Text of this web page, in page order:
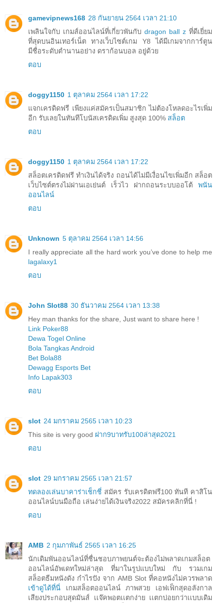
gamevipnews168 28 กันยายน 2564 เวลา 21:10
เพลินใจกับ เกมส์ออนไลน์ที่เกี่ยวพันกับ dragon ball z ที่ดีเยี่ยม
ที่สุดบนอินเทอร์เน็ต ทางเว็บไซต์เกม Y8 ได้มีเกมจากการ์ตูน
มีชื่อระดับตำนานอย่าง ดราก้อนบอล อยู่ด้วย
ตอบ
doggy1150 1 ตุลาคม 2564 เวลา 17:22
แจกเครดิดฟรี เพียงแค่สมัครเป็นสมาชิก ไม่ต้องโหลดอะไรเพิ่ม
อีก รับเลยในทันทีโบนัสเครดิดเพิ่ม สูงสุด 100% สล็อต
ตอบ
doggy1150 1 ตุลาคม 2564 เวลา 17:22
สล็อตเครดิดฟรี ทำเงินได้จริง ถอนได้ไม่มีเงื่อนไขเพิ่มอีก สล็อต
เว็บไซต์ตรงไม่ผ่านเอเย่นต์ เร็วไว ฝากถอนระบบออโต้ พนัน
ออนไลน์
ตอบ
Unknown 5 ตุลาคม 2564 เวลา 14:56
I really appreciate all the hard work you’ve done to help me
lagalaxy1
ตอบ
John Slot88 30 ธันวาคม 2564 เวลา 13:38
Hey man thanks for the share, Just want to share here !
Link Poker88
Dewa Togel Online
Bola Tangkas Android
Bet Bola88
Dewagg Esports Bet
Info Lapak303
ตอบ
slot 24 มกราคม 2565 เวลา 10:23
This site is very good ฝาก9บาทรับ100ล่าสุด2021
ตอบ
slot 29 มกราคม 2565 เวลา 21:57
ทดลองเล่นบาคาร่าเช็กชี่ สมัคร รับเครดิตฟรี100 ทันที คาสิโน
ออนไลน์บนมือถือ เล่นง่ายได้เงินจริง2022 สมัครคลิกที่นี่ !
ตอบ
AMB 2 กุมภาพันธ์ 2565 เวลา 16:25
นักเดิมพันออนไลน์ที่ชื่นชอบภาพยนต์จะต้องไม่พลาดเกมสล็อต
ออนไลน์อัพเดทใหม่ล่าสุด ที่มาในรูปแบบใหม่ กับ รวมเกม
สล็อตธีมหนังดัง กำไรปัง จาก AMB Slot ที่คอหนังไม่ควรพลาด
เข้าดูได้ที่นี่ เกมสล็อตออนไลน์ ภาพสวย เอฟเฟ็กสุดอลังกาล
เสียงประกอบสุดมันส์ เเจ๊คพอตเเตกง่าย เเตกบ่อยกว่าเเบบเดิม